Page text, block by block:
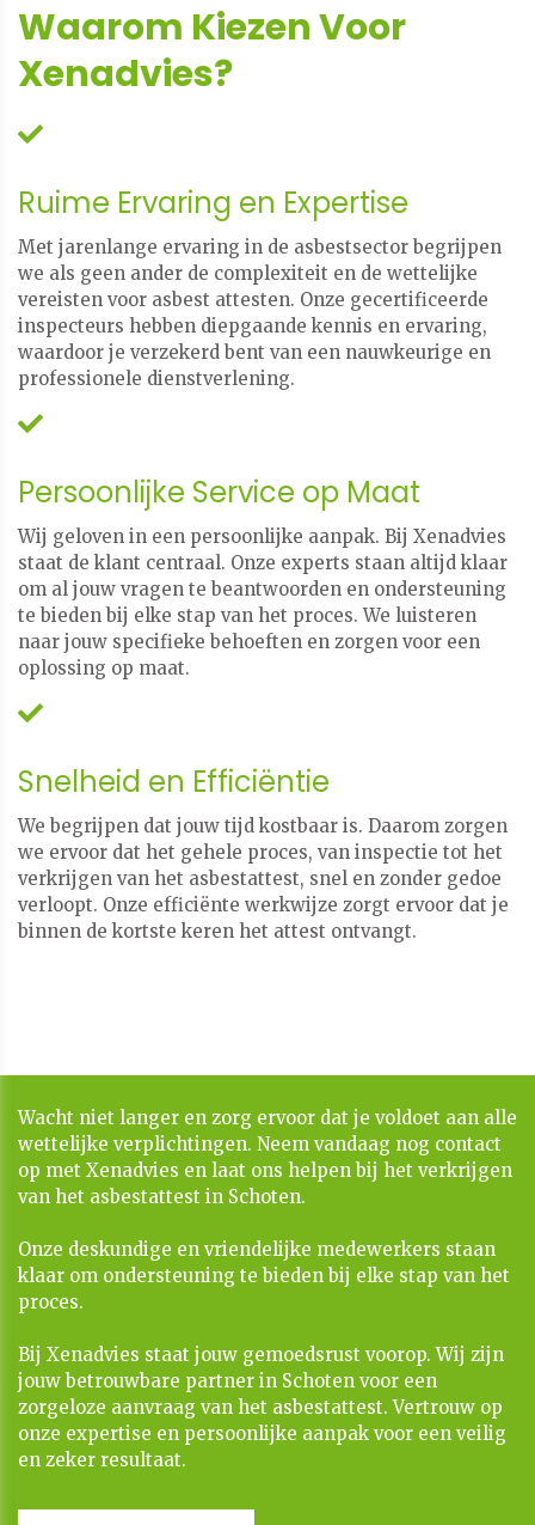
Waarom Kiezen Voor
Xenadvies?
Ruime Ervaring en Expertise
Met jarenlange ervaring in de asbestsector begrijpen
we als geen ander de complexiteit en de wettelijke
vereisten voor asbest attesten. Onze gecertificeerde
inspecteurs hebben diepgaande kennis en ervaring,
waardoor je verzekerd bent van een nauwkeurige en
professionele dienstverlening.
Persoonlijke Service op Maat
Wij geloven in een persoonlijke aanpak. Bij Xenadvies
staat de klant centraal. Onze experts staan altijd klaar
om al jouw vragen te beantwoorden en ondersteuning
te bieden bij elke stap van het proces. We luisteren
naar jouw specifieke behoeften en zorgen voor een
oplossing op maat.
Snelheid en Efficiëntie
We begrijpen dat jouw tijd kostbaar is. Daarom zorgen
we ervoor dat het gehele proces, van inspectie tot het
verkrijgen van het asbestattest, snel en zonder gedoe
verloopt. Onze efficiënte werkwijze zorgt ervoor dat je
binnen de kortste keren het attest ontvangt.
Wacht niet langer en zorg ervoor dat je voldoet aan alle
wettelijke verplichtingen. Neem vandaag nog contact
op met Xenadvies en laat ons helpen bij het verkrijgen
van het asbestattest in Schoten.
Onze deskundige en vriendelijke medewerkers staan
klaar om ondersteuning te bieden bij elke stap van het
proces.
​​​​​​​Bij Xenadvies staat jouw gemoedsrust voorop. Wij zijn
jouw betrouwbare partner in Schoten voor een
zorgeloze aanvraag van het asbestattest. Vertrouw op
onze expertise en persoonlijke aanpak voor een veilig
en zeker resultaat.